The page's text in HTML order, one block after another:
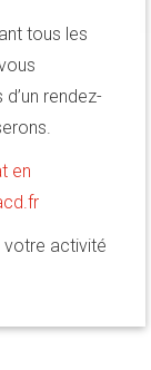
tous les
rendez-
en
votre activité